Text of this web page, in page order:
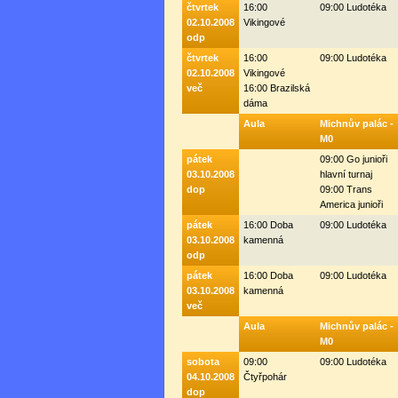
čtvrtek
02.10.2008
odp
16:00
Vikingové
09:00 Ludotéka
čtvrtek
02.10.2008
več
16:00
Vikingové
16:00 Brazilská
dáma
09:00 Ludotéka
Aula
Michnův palác -
M0
pátek
03.10.2008
dop
09:00 Go junioři
hlavní turnaj
09:00 Trans
America junioři
pátek
03.10.2008
odp
16:00 Doba
kamenná
09:00 Ludotéka
pátek
03.10.2008
več
16:00 Doba
kamenná
09:00 Ludotéka
Aula
Michnův palác -
M0
sobota
04.10.2008
dop
09:00
Čtyřpohár
09:00 Ludotéka